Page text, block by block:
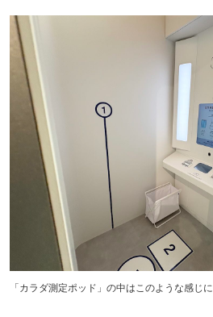
「カラダ測定ポッド」の中はこのような感じに